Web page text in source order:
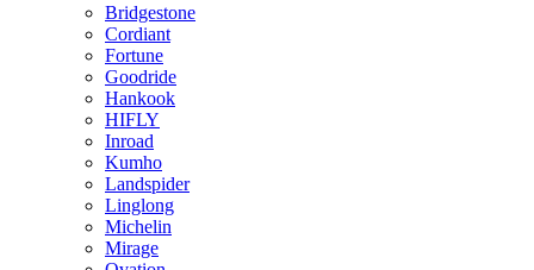
Bridgestone
Cordiant
Fortune
Goodride
Hankook
HIFLY
Inroad
Kumho
Landspider
Linglong
Michelin
Mirage